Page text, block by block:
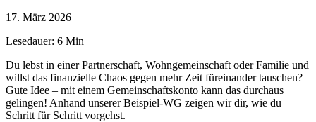
17. März 2026
Lesedauer: 6 Min
Du lebst in einer Partnerschaft, Wohngemeinschaft oder Familie und
willst das finanzielle Chaos gegen mehr Zeit füreinander tauschen?
Gute Idee – mit einem Gemeinschaftskonto kann das durchaus
gelingen! Anhand unserer Beispiel-WG zeigen wir dir, wie du
Schritt für Schritt vorgehst.